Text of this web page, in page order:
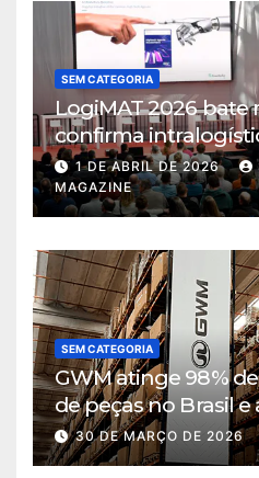
SEM CATEGORIA
LogiMAT 2026 bate
confirma
de decisão em
1 DE ABRIL DE 2026
MAGAZINE
SEM CATEGORIA
GWM atinge 98%
de peças no Brasil
logística em
30 DE MARÇO DE 2026